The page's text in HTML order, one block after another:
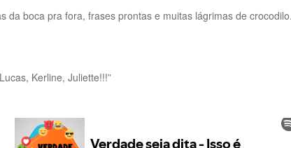
boca pra fora, frases prontas e muitas lágrimas de
Kerline, Juliette!!!”